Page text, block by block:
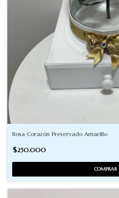
Rosa Corazón Preservado Amarillo
$250.000
COMPRAR